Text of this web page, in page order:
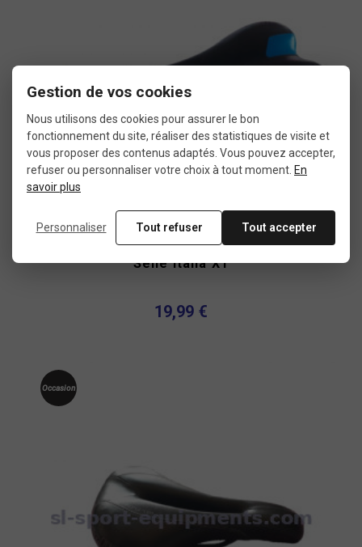
Plus de détails
Selle Italia X1
19,99 €
Occasion
Gestion de vos cookies
Nous utilisons des cookies pour assurer le bon
fonctionnement du site, réaliser des statistiques de visite et
vous proposer des contenus adaptés. Vous pouvez accepter,
refuser ou personnaliser votre choix à tout moment. En
savoir plus
Personnaliser Tout refuser Tout accepter